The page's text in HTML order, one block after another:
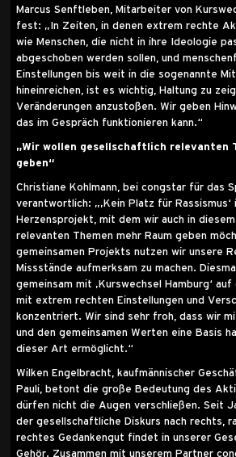
Marcus Senftleben, Mitarbeiter von
fest: „In Zeiten, in denen extrem rechte
wie Menschen, die nicht in ihre Ideologie
abgeschoben werden sollen, und
Einstellungen bis weit in die sogenannte
hineinreichen, ist es wichtig, Haltung zu
Veränderungen anzustoßen. Wir geben
das im Gespräch funktionieren kann.“
„Wir wollen gesellschaftlich relevanten
geben“
Christiane Kohlmann, bei congstar für das
verantwortlich: „‚Kein Platz für
Herzensprojekt, mit dem wir auch in
relevanten Themen mehr Raum geben
gemeinsamen Projekts nutzen wir unsere
Missstände aufmerksam zu machen.
gemeinsam mit ‚Kurswechsel Hamburg‘
mit extrem rechten Einstellungen und
konzentriert. Wir sind sehr froh, dass wir
und den gemeinsamen Werten eine Basis
dieser Art ermöglicht.“
Wilken Engelbracht, kaufmännischer
Pauli, betont die große Bedeutung des
dürfen nicht die Augen verschließen. Seit
der gesellschaftliche Diskurs nach rechts,
rechtes Gedankengut findet in unserer
Gehör. Zusammen mit unserem Partner